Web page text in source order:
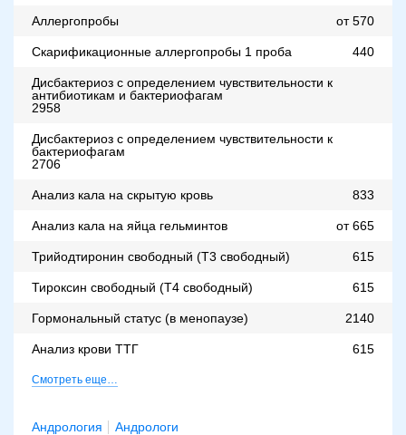
Аллергопробы от 570
Скарификационные аллергопробы 1 проба 440
Дисбактериоз с определением чувствительности к
антибиотикам и бактериофагам
2958
Дисбактериоз с определением чувствительности к
бактериофагам
2706
Анализ кала на скрытую кровь 833
Анализ кала на яйца гельминтов от 665
Трийодтиронин свободный (Т3 свободный) 615
Тироксин свободный (Т4 свободный) 615
Гормональный статус (в менопаузе) 2140
Анализ крови ТТГ 615
Смотреть еще…
Андрология Андрологи